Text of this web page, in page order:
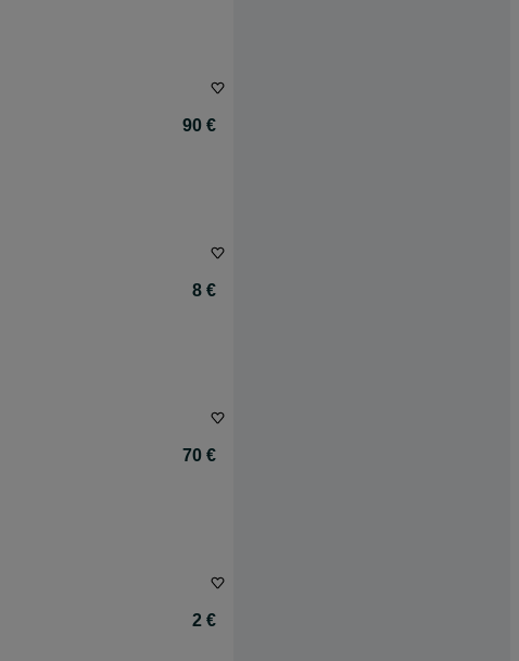
90 €
8 €
70 €
2 €